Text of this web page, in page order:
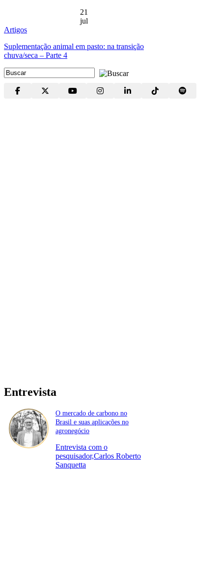
21
jul
Artigos
Suplementação animal em pasto: na transição
chuva/seca – Parte 4
Entrevista
O mercado de carbono no
Brasil e suas aplicações no
agronegócio
Entrevista com o
pesquisador,Carlos Roberto
Sanquetta